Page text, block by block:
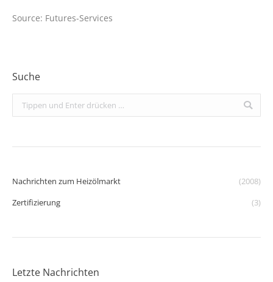
Source: Futures-Services
Suche
Search:
Nachrichten zum Heizölmarkt
(2008)
Zertifizierung
(3)
Letzte Nachrichten